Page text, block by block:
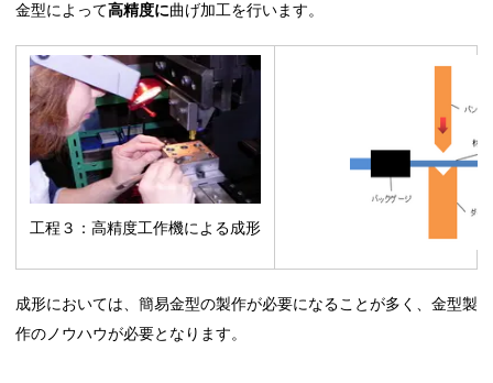
金型によって高精度に曲げ加工を行います。
工程３：高精度工作機による成形
成形においては、簡易金型の製作が必要になることが多く、金型製
作のノウハウが必要となります。